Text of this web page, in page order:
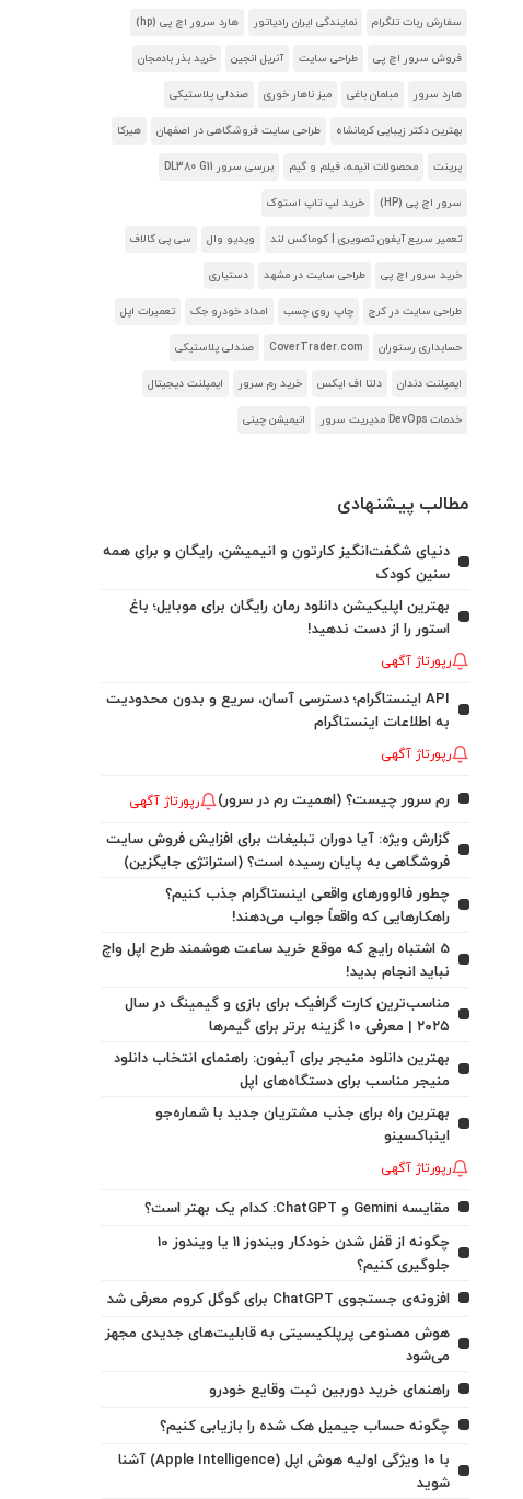
سفارش ربات تلگرام نمایندگی ایران رادیاتور هارد سرور اچ پی (hp)
فروش سرور اچ پی طراحی سایت آنریل انجین خرید بذر بادمجان
هارد سرور مبلمان باغی میز ناهار خوری صندلی پلاستیکی
بهترین دکتر زیبایی کرمانشاه طراحی سایت فروشگاهی در اصفهان هیرکا
پرینت محصولات انیمه، فیلم و گیم بررسی سرور DL380 G11
سرور اچ پی (HP) خرید لپ تاپ استوک
تعمیر سریع آیفون تصویری | کوماکس لند ویدیو وال سی پی کالاف
خرید سرور اچ پی طراحی سایت در مشهد دستیاری
طراحی سایت در کرج چاپ روی چسب امداد خودرو جک تعمیرات اپل
حسابداری رستوران CoverTrader.com صندلی پلاستیکی
ایمپلنت دندان دلتا اف ایکس خرید رم سرور ایمپلنت دیجیتال
خدمات DevOps مدیریت سرور انیمیشن چینی
مطالب پیشنهادی
دنیای شگفت‌انگیز کارتون و انیمیشن، رایگان و برای همه
سنین کودک
بهترین اپلیکیشن دانلود رمان رایگان برای موبایل؛ باغ
استور را از دست ندهید!
رپورتاژ آگهی
API اینستاگرام؛ دسترسی آسان، سریع و بدون محدودیت
به اطلاعات اینستاگرام
رپورتاژ آگهی
رم سرور چیست؟ (اهمیت رم در سرور) رپورتاژ آگهی
گزارش ویژه: آیا دوران تبلیغات برای افزایش فروش سایت
فروشگاهی به پایان رسیده است؟ (استراتژی جایگزین)
چطور فالوورهای واقعی اینستاگرام جذب کنیم؟
راهکارهایی که واقعاً جواب می‌دهند!
5 اشتباه رایج که موقع خرید ساعت هوشمند طرح اپل واچ
نباید انجام بدید!
مناسب‌ترین کارت گرافیک برای بازی و گیمینگ در سال
۲۰۲۵ | معرفی ۱۰ گزینه برتر برای گیمرها
بهترین دانلود منیجر برای آیفون: راهنمای انتخاب دانلود
منیجر مناسب برای دستگاه‌های اپل
بهترین راه برای جذب مشتریان جدید با شماره‌جو
اینباکسینو
رپورتاژ آگهی
مقایسه Gemini و ChatGPT: کدام یک بهتر است؟
چگونه از قفل شدن خودکار ویندوز 11 یا ویندوز 10
جلوگیری کنیم؟
افزونه‌ی جستجوی ChatGPT برای گوگل کروم معرفی شد
هوش مصنوعی پرپلکیسیتی به قابلیت‌های جدیدی مجهز
می‌شود
راهنمای خرید دوربین ثبت وقایع خودرو
چگونه حساب جیمیل هک شده را بازیابی کنیم؟
با ۱۰ ویژگی اولیه هوش اپل (Apple Intelligence) آشنا
شوید